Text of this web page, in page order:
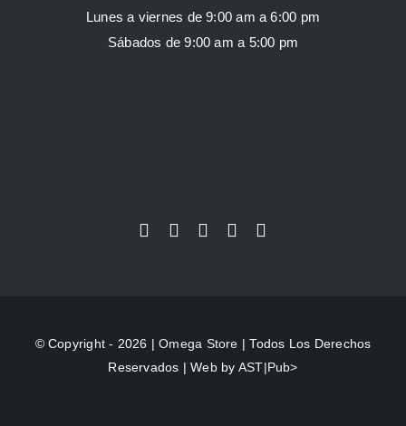
Lunes a viernes de 9:00 am a 6:00 pm
Sábados de 9:00 am a 5:00 pm
© Copyright - 2026 |Omega Store | Todos Los Derechos
Reservados | Web by AST|Pub>